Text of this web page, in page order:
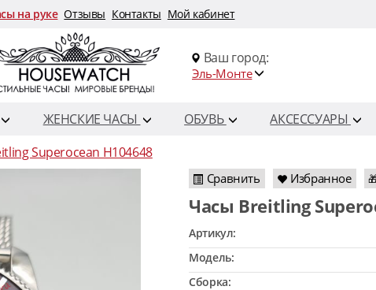
на руке Отзывы Контакты Мой кабинет
Ваш город:
Эль-Монте
ЖЕНСКИЕ ЧАСЫ ОБУВЬ АКСЕССУАРЫ
Superocean H104648
Сравнить Избранное
Часы Breitling
Артикул:
Модель:
Сборка: